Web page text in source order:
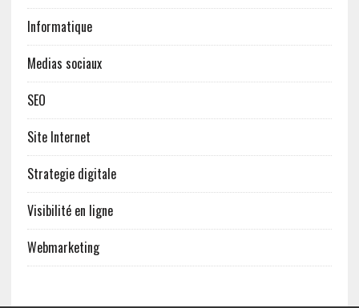
Informatique
Medias sociaux
SEO
Site Internet
Strategie digitale
Visibilité en ligne
Webmarketing